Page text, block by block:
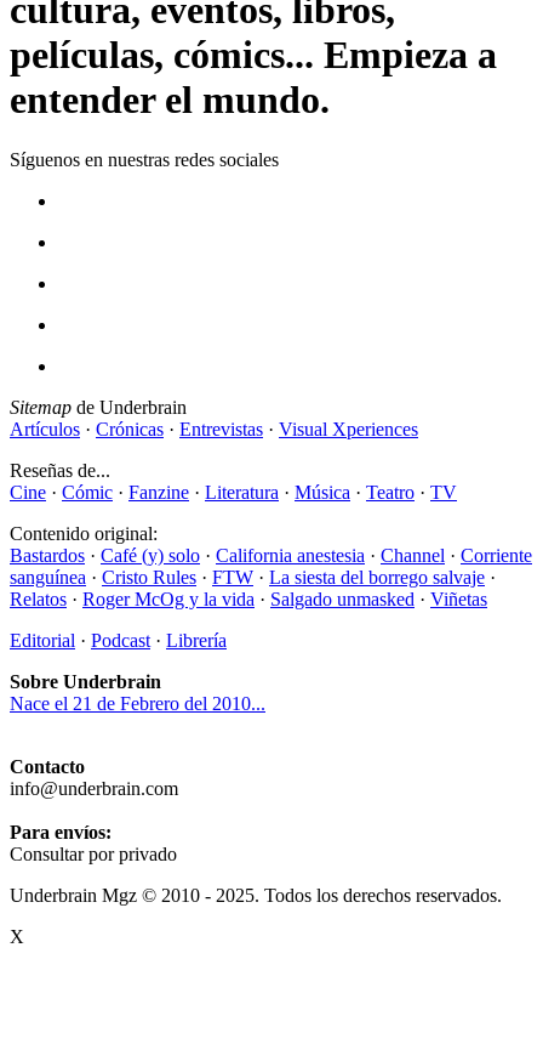
cultura, eventos, libros,
películas, cómics... Empieza a
entender el mundo.
Síguenos en nuestras redes sociales
Sitemap de Underbrain
Artículos · Crónicas · Entrevistas · Visual Xperiences
Reseñas de...
Cine · Cómic · Fanzine · Literatura · Música · Teatro · TV
Contenido original:
Bastardos · Café (y) solo · California anestesia · Channel · Corriente
sanguínea · Cristo Rules · FTW · La siesta del borrego salvaje ·
Relatos · Roger McOg y la vida · Salgado unmasked · Viñetas
Editorial · Podcast · Librería
Sobre Underbrain
Nace el 21 de Febrero del 2010...
Contacto
info@underbrain.com
Para envíos:
Consultar por privado
Underbrain Mgz © 2010 - 2025. Todos los derechos reservados.
X